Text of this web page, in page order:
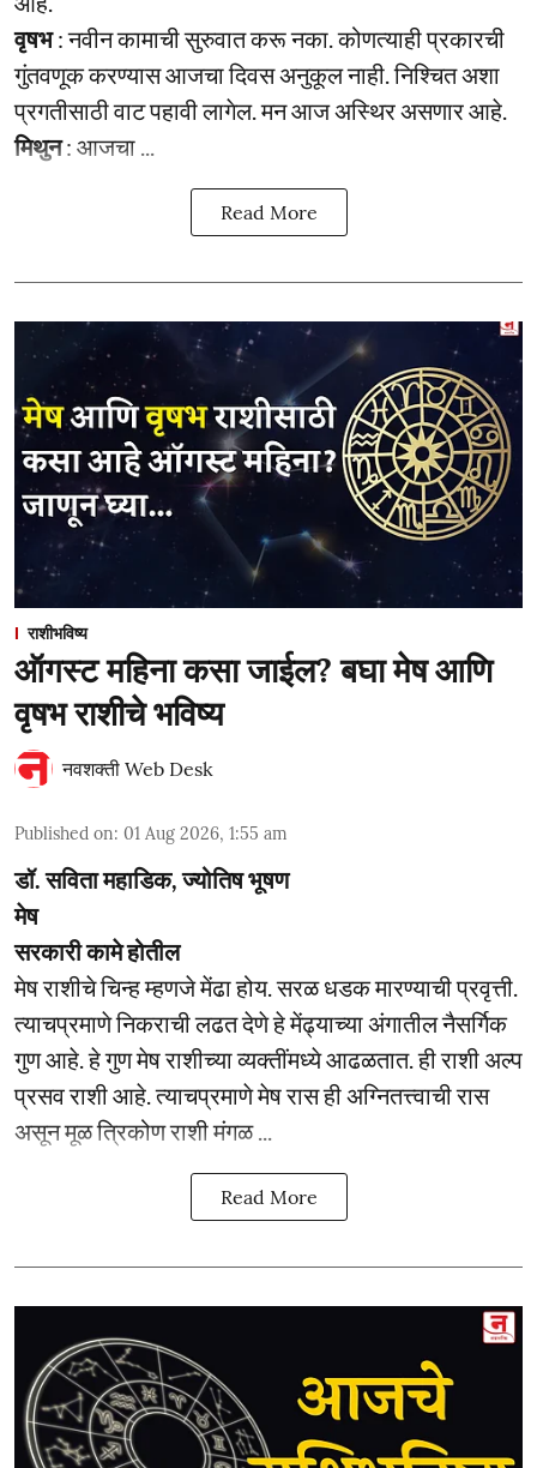
वृषभ: नवीन कामाची सुरुवात करू नका. कोणत्याही प्रकारची
गुंतवणूक करण्यास आजचा दिवस अनुकूल नाही. निश्चित अशा
प्रगतीसाठी वाट पहावी लागेल. मन आज अस्थिर असणार आहे.
मिथुन: आजचा ...
Read More
राशीभविष्य
ऑगस्ट महिना कसा जाईल? बघा मेष आणि
वृषभ राशीचे भविष्य
नवशक्ती Web Desk
Published on: 01 Aug 2026, 1:55 am
डॉ. सविता महाडिक, ज्योतिष भूषण
मेष
सरकारी कामे होतील
मेष राशीचे चिन्ह म्हणजे मेंढा होय. सरळ धडक मारण्याची प्रवृत्ती.
त्याचप्रमाणे निकराची लढत देणे हे मेंढ्याच्या अंगातील नैसर्गिक
गुण आहे. हे गुण मेष राशीच्या व्यक्तींमध्ये आढळतात. ही राशी अल्प
प्रसव राशी आहे. त्याचप्रमाणे मेष रास ही अग्नितत्त्वाची रास
असून मूळ त्रिकोण राशी मंगळ ...
Read More